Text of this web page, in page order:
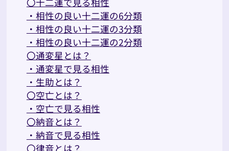
・相性の良い十二運の6分類
・相性の良い十二運の3分類
・相性の良い十二運の2分類
〇通変星とは？
・通変星で見る相性
・生助とは？
〇空亡とは？
・空亡で見る相性
〇納音とは？
・納音で見る相性
〇律音とは？